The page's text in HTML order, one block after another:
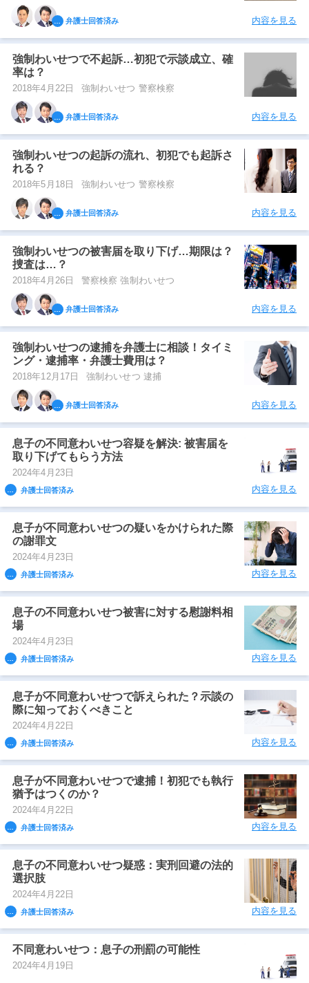
弁護士回答済み 内容を見る
強制わいせつで不起訴…初犯で示談成立、確
率は？
2018年4月22日 強制わいせつ 警察検察
弁護士回答済み 内容を見る
強制わいせつの起訴の流れ、初犯でも起訴さ
れる？
2018年5月18日 強制わいせつ 警察検察
弁護士回答済み 内容を見る
強制わいせつの被害届を取り下げ…期限は？
捜査は…？
2018年4月26日 警察検察 強制わいせつ
弁護士回答済み 内容を見る
強制わいせつの逮捕を弁護士に相談！タイミ
ング・逮捕率・弁護士費用は？
2018年12月17日 強制わいせつ 逮捕
弁護士回答済み 内容を見る
息子の不同意わいせつ容疑を解決: 被害届を
取り下げてもらう方法
2024年4月23日
弁護士回答済み 内容を見る
息子が不同意わいせつの疑いをかけられた際
の謝罪文
2024年4月23日
弁護士回答済み 内容を見る
息子の不同意わいせつ被害に対する慰謝料相
場
2024年4月23日
弁護士回答済み 内容を見る
息子が不同意わいせつで訴えられた？示談の
際に知っておくべきこと
2024年4月22日
弁護士回答済み 内容を見る
息子が不同意わいせつで逮捕！初犯でも執行
猶予はつくのか？
2024年4月22日
弁護士回答済み 内容を見る
息子の不同意わいせつ疑惑：実刑回避の法的
選択肢
2024年4月22日
弁護士回答済み 内容を見る
不同意わいせつ：息子の刑罰の可能性
2024年4月19日